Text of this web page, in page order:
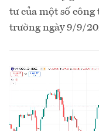
tư của một số
trường ngày 9/9/